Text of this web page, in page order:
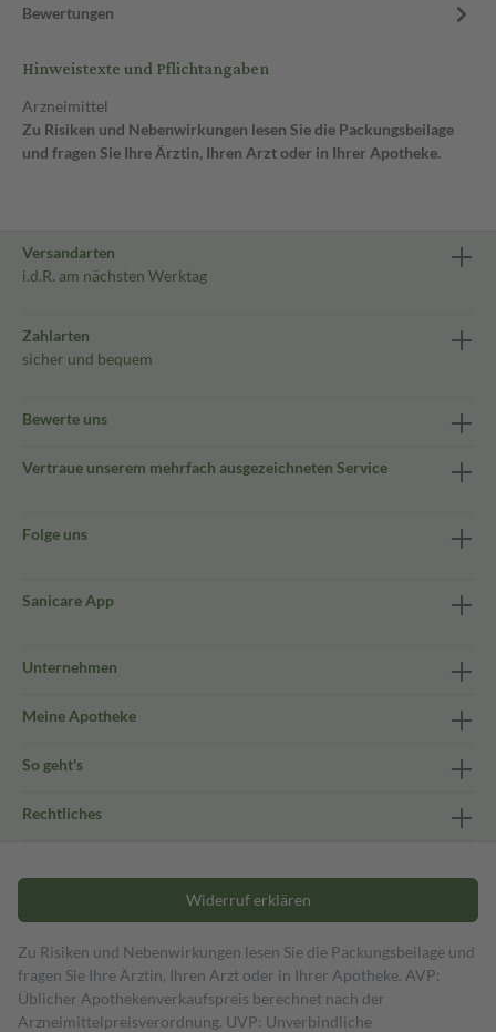
Bewertungen
Hinweistexte und Pflichtangaben
Arzneimittel
Zu Risiken und Nebenwirkungen lesen Sie die Packungsbeilage
und fragen Sie Ihre Ärztin, Ihren Arzt oder in Ihrer Apotheke.
Versandarten
i.d.R. am nächsten Werktag
Zahlarten
sicher und bequem
Bewerte uns
Vertraue unserem mehrfach ausgezeichneten Service
Folge uns
Sanicare App
Unternehmen
Meine Apotheke
So geht's
Rechtliches
Widerruf erklären
Zu Risiken und Nebenwirkungen lesen Sie die Packungsbeilage und
fragen Sie Ihre Ärztin, Ihren Arzt oder in Ihrer Apotheke. AVP:
Üblicher Apothekenverkaufspreis berechnet nach der
Arzneimittelpreisverordnung. UVP: Unverbindliche